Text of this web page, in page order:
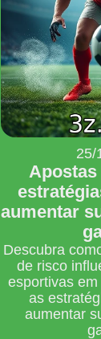
25/
aumentar
Descubra
de risco
esportivas
as
aumentar